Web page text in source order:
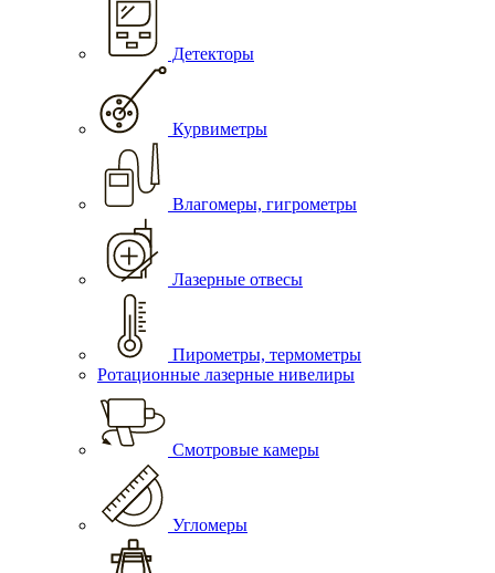
Детекторы
Курвиметры
Влагомеры, гигрометры
Лазерные отвесы
Пирометры, термометры
Ротационные лазерные нивелиры
Смотровые камеры
Угломеры